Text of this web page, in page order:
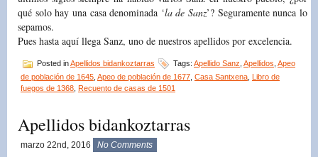
qué solo hay una casa denominada ‘la de Sanz’? Seguramente nunca lo
sepamos.
Pues hasta aquí llega Sanz, uno de nuestros apellidos por excelencia.
Posted inApellidos bidankoztarras Tags: Apellido Sanz Apellidos Apeo
de población de 1645 Apeo de población de 1677 Casa Santxena Libro de
fuegos de 1368 Recuento de casas de 1501
Apellidos bidankoztarras
marzo 22nd, 2016 No Comments